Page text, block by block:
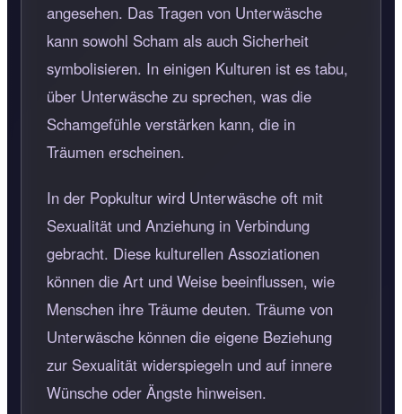
angesehen. Das Tragen von Unterwäsche
kann sowohl Scham als auch Sicherheit
symbolisieren. In einigen Kulturen ist es tabu,
über Unterwäsche zu sprechen, was die
Schamgefühle verstärken kann, die in
Träumen erscheinen.
In der Popkultur wird Unterwäsche oft mit
Sexualität und Anziehung in Verbindung
gebracht. Diese kulturellen Assoziationen
können die Art und Weise beeinflussen, wie
Menschen ihre Träume deuten. Träume von
Unterwäsche können die eigene Beziehung
zur Sexualität widerspiegeln und auf innere
Wünsche oder Ängste hinweisen.